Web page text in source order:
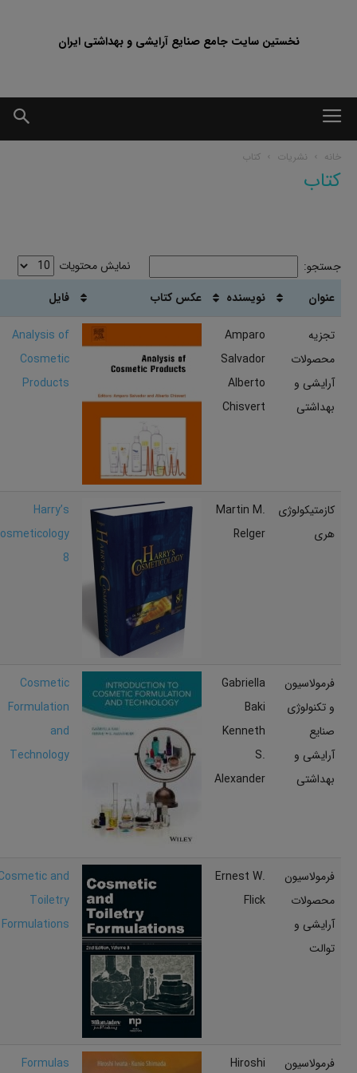
نخستین سایت جامع صنایع آرایشی و بهداشتی ایران
خانه نشریات کتاب
کتاب
نمایش محتویات
جستجو:
عنوان
نویسنده عکس کتاب فایل
تجزیه
محصولات
آرایشی و
بهداشتی
Amparo
Salvador
Alberto
Chisvert
Analysis of
Cosmetic
Products
کازمتیکولوژی
هری
Martin M.
Relger
Harry’s
8
فرمولاسیون
و تکنولوژی
صنایع
آرایشی و
بهداشتی
Gabriella
Baki
Kenneth
S.
Alexander
Cosmetic
Formulation
and
Technology
فرمولاسیون
محصولات
آرایشی و
توالت
Ernest W.
Flick
and
Toiletry
Formulations
فرمولاسیون
Hiroshi
Formulas